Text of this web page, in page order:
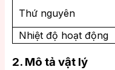
Thứ nguyên
Nhiệt độ hoạt động
2. Mô tả vật lý